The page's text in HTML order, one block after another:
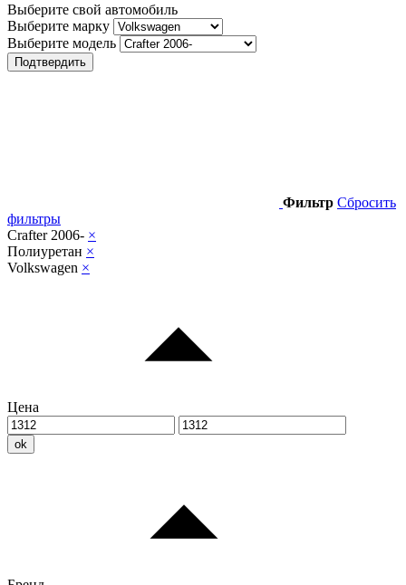
Выберите свой автомобиль
Выберите марку
Выберите модель
Подтвердить
Фильтр Сбросить
фильтры
Crafter 2006- ×
Полиуретан ×
Volkswagen ×
Цена
ok